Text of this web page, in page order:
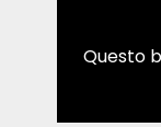
Questo